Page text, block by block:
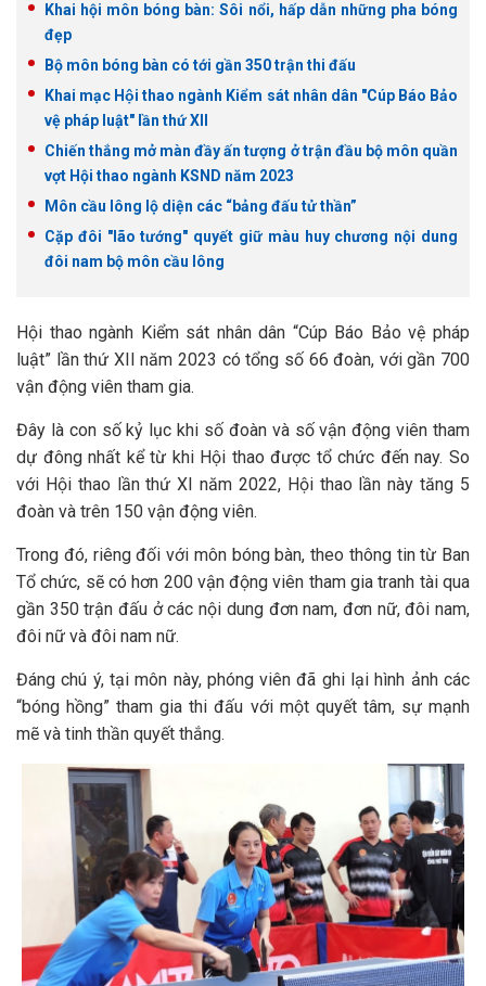
Khai hội môn bóng bàn: Sôi nổi, hấp dẫn những pha bóng
đẹp
Bộ môn bóng bàn có tới gần 350 trận thi đấu
Khai mạc Hội thao ngành Kiểm sát nhân dân "Cúp Báo Bảo
vệ pháp luật" lần thứ XII
Chiến thắng mở màn đầy ấn tượng ở trận đầu bộ môn quần
vợt Hội thao ngành KSND năm 2023
Môn cầu lông lộ diện các “bảng đấu tử thần”
Cặp đôi "lão tướng" quyết giữ màu huy chương nội dung
đôi nam bộ môn cầu lông
Hội thao ngành Kiểm sát nhân dân “Cúp Báo Bảo vệ pháp
luật” lần thứ XII năm 2023 có tổng số 66 đoàn, với gần 700
vận động viên tham gia.
Đây là con số kỷ lục khi số đoàn và số vận động viên tham
dự đông nhất kể từ khi Hội thao được tổ chức đến nay. So
với Hội thao lần thứ XI năm 2022, Hội thao lần này tăng 5
đoàn và trên 150 vận động viên.
Trong đó, riêng đối với môn bóng bàn, theo thông tin từ Ban
Tổ chức, sẽ có hơn 200 vận động viên tham gia tranh tài qua
gần 350 trận đấu ở các nội dung đơn nam, đơn nữ, đôi nam,
đôi nữ và đôi nam nữ.
Đáng chú ý, tại môn này, phóng viên đã ghi lại hình ảnh các
“bóng hồng” tham gia thi đấu với một quyết tâm, sự mạnh
mẽ và tinh thần quyết thắng.